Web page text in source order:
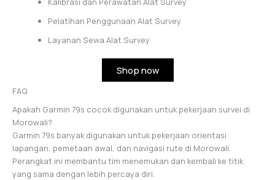
Pelatihan Penggunaan Alat Survey
Layanan Sewa Alat Survey
Shop now
FAQ
Apakah Garmin 79s cocok digunakan untuk pekerjaan survei di
Morowali?
Garmin 79s banyak digunakan untuk pekerjaan orientasi
lapangan, pemetaan awal, dan navigasi rute di Morowali.
Perangkat ini membantu tim menemukan dan kembali ke titik
yang sama dengan lebih percaya diri.